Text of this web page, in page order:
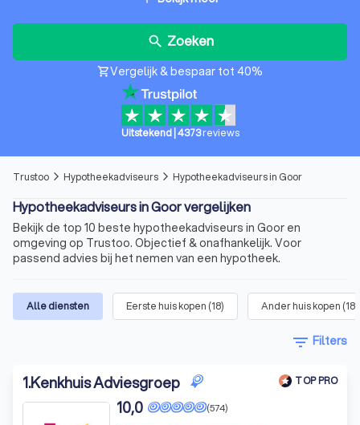
search Zoeken
shopping_cartVergelijk & bespaar tot 40%
Uitstekend| 4373 reviews
Trustoo arrow_forward_ios Hypotheekadviseurs arrow_forward_ios Hypotheekadviseurs in Goor
Hypotheekadviseurs in Goor vergelijken
Bekijk de top 10 beste hypotheekadviseurs in Goor en
omgeving op Trustoo. Objectief & onafhankelijk. Voor
passend advies bij het nemen van een hypotheek.
Alle diensten Eerste huis kopen (18) Ander huis kopen (18
filter_list Filters
1.Kenkhuis Adviesgroep TOP PRO
(574)
10,0